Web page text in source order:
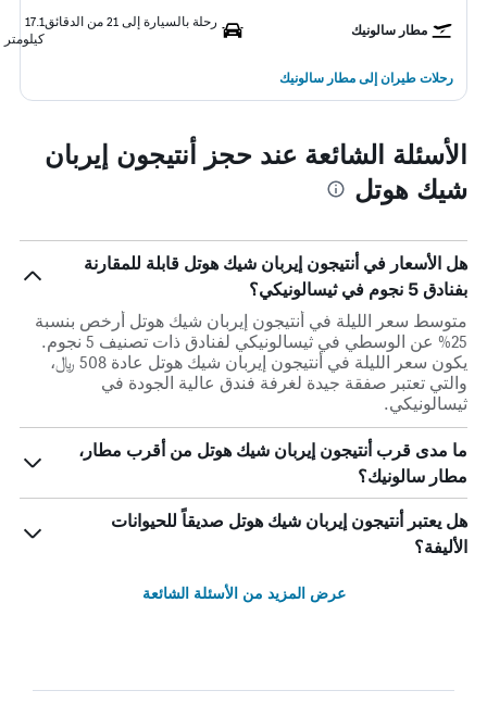
مطار سالونيك
رحلة بالسيارة إلى 21 من الدقائق
17.1
كيلومتر
رحلات طيران إلى مطار سالونيك
الأسئلة الشائعة عند حجز أنتيجون إيربان
شيك هوتل
هل الأسعار في أنتيجون إيربان شيك هوتل قابلة للمقارنة
بفنادق 5 نجوم في ثيسالونيكي؟
متوسط سعر الليلة في أنتيجون إيربان شيك هوتل أرخص بنسبة
25% عن الوسطي في ثيسالونيكي لفنادق ذات تصنيف 5 نجوم.
يكون سعر الليلة في أنتيجون إيربان شيك هوتل عادة 508 ﷼،
والتي تعتبر صفقة جيدة لغرفة فندق عالية الجودة في
ثيسالونيكي.
ما مدى قرب أنتيجون إيربان شيك هوتل من أقرب مطار،
مطار سالونيك؟
هل يعتبر أنتيجون إيربان شيك هوتل صديقاً للحيوانات
الأليفة؟
عرض المزيد من الأسئلة الشائعة